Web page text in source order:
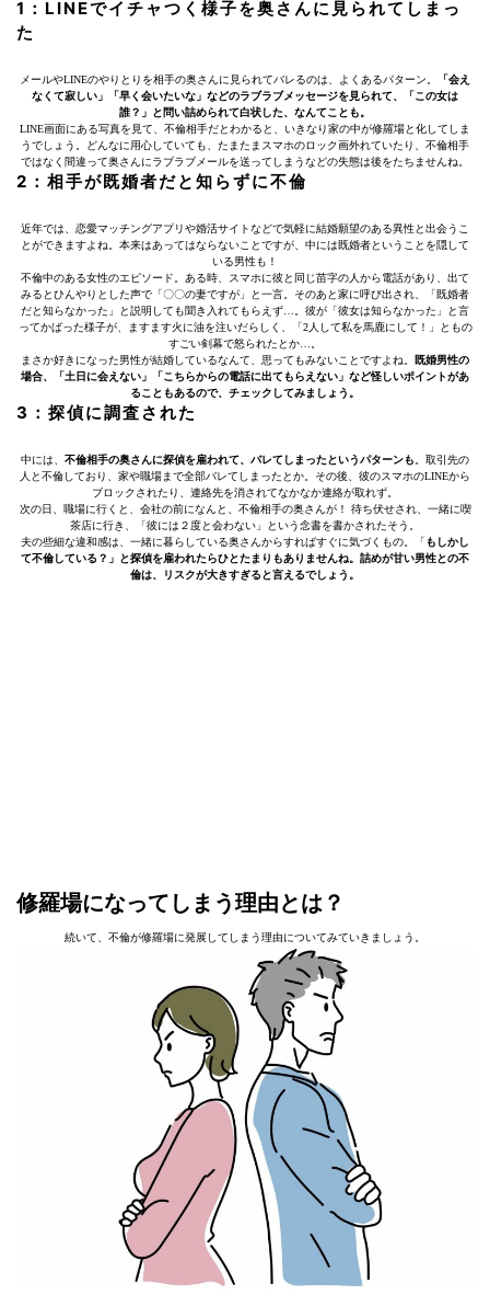
1：LINEでイチャつく様子を奥さんに見られてしまっ
た
メールやLINEのやりとりを相手の奥さんに見られてバレるのは、よくあるパターン。
「会え
なくて寂しい」「早く会いたいな」などのラブラブメッセージを見られて、「この女は
誰？」と問い詰められて白状した、なんてことも。
LINE画面にある写真を見て、不倫相手だとわかると、いきなり家の中が修羅場と化してしま
うでしょう。どんなに用心していても、たまたまスマホのロック画外れていたり、不倫相手
ではなく間違って奥さんにラブラブメールを送ってしまうなどの失態は後をたちませんね。
2：相手が既婚者だと知らずに不倫
近年では、恋愛マッチングアプリや婚活サイトなどで気軽に結婚願望のある異性と出会うこ
とができますよね。本来はあってはならないことですが、中には既婚者ということを隠して
いる男性も！
不倫中のある女性のエピソード。ある時、スマホに彼と同じ苗字の人から電話があり、出て
みるとひんやりとした声で「〇〇の妻ですが」と一言。そのあと家に呼び出され、「既婚者
だと知らなかった」と説明しても聞き入れてもらえず…。彼が「彼女は知らなかった」と言
ってかばった様子が、ますます火に油を注いだらしく、「2人して私を馬鹿にして！」ともの
すごい剣幕で怒られたとか…。
まさか好きになった男性が結婚しているなんて、思ってもみないことですよね。 既婚男性の
場合、「土日に会えない」「こちらからの電話に出てもらえない」など怪しいポイントがあ
ることもあるので、チェックしてみましょう。
3：探偵に調査された
中には、 不倫相手の奥さんに探偵を雇われて、バレてしまったというパターンも 。取引先の
人と不倫しており、家や職場まで全部バレてしまったとか。その後、彼のスマホのLINEから
ブロックされたり、連絡先を消されてなかなか連絡が取れず。
次の日、職場に行くと、会社の前になんと、不倫相手の奥さんが！ 待ち伏せされ、一緒に喫
茶店に行き、「彼には２度と会わない」という念書を書かされたそう。
夫の些細な違和感は、一緒に暮らしている奥さんからすればすぐに気づくもの。「 もしかし
て不倫している？」と探偵を雇われたらひとたまりもありませんね。詰めが甘い男性との不
倫は、リスクが大きすぎると言えるでしょう。
修羅場になってしまう理由とは？
続いて、不倫が修羅場に発展してしまう理由についてみていきましょう。